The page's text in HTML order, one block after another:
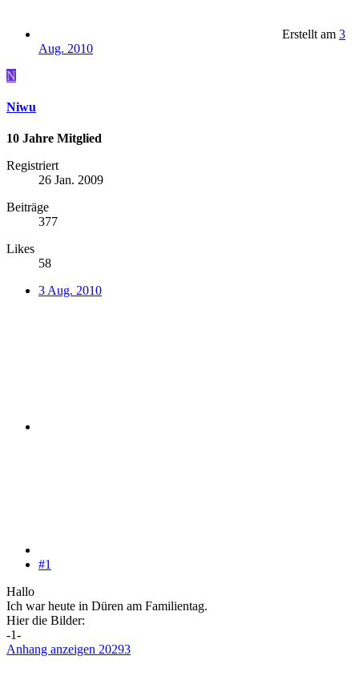
Erstellt am 3
Aug. 2010
N
Niwu
10 Jahre Mitglied
Registriert
26 Jan. 2009
Beiträge
377
Likes
58
3 Aug. 2010
#1
Hallo
Ich war heute in Düren am Familientag.
Hier die Bilder:
-1-
Anhang anzeigen 20293